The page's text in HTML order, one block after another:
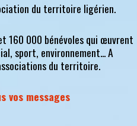
du territoire ligérien.
160 000 bénévoles qui œuvrent
sport, environnement... A
du territoire.
vos messages